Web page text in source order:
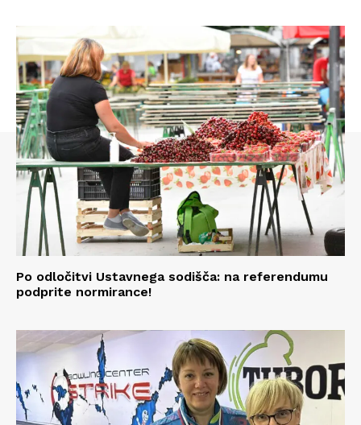
Po odločitvi Ustavnega sodišča: na referendumu
podprite normirance!